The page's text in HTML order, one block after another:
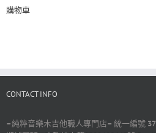
購物車
CONTACT INFO
–純粹音樂木吉他職人專門店– 統一編號